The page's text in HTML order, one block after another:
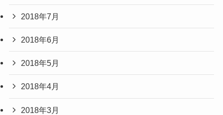
2018年7月
2018年6月
2018年5月
2018年4月
2018年3月